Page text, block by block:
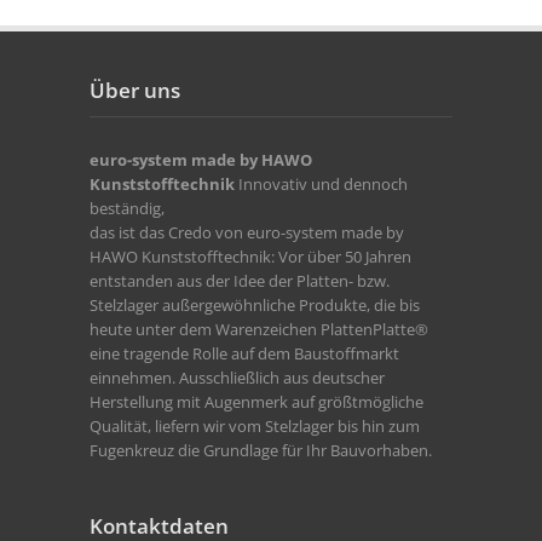
Über uns
euro-system made by HAWO
Kunststofftechnik Innovativ und dennoch
beständig,
das ist das Credo von euro-system made by
HAWO Kunststofftechnik: Vor über 50 Jahren
entstanden aus der Idee der Platten- bzw.
Stelzlager außergewöhnliche Produkte, die bis
heute unter dem Warenzeichen PlattenPlatte®
eine tragende Rolle auf dem Baustoffmarkt
einnehmen. Ausschließlich aus deutscher
Herstellung mit Augenmerk auf größtmögliche
Qualität, liefern wir vom Stelzlager bis hin zum
Fugenkreuz die Grundlage für Ihr Bauvorhaben.
Kontaktdaten